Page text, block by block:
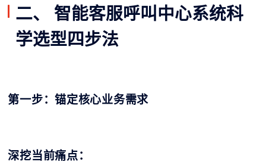
二、 智能客服呼叫中心系统科
学选型四步法
第一步：锚定核心业务需求
深挖当前痛点：